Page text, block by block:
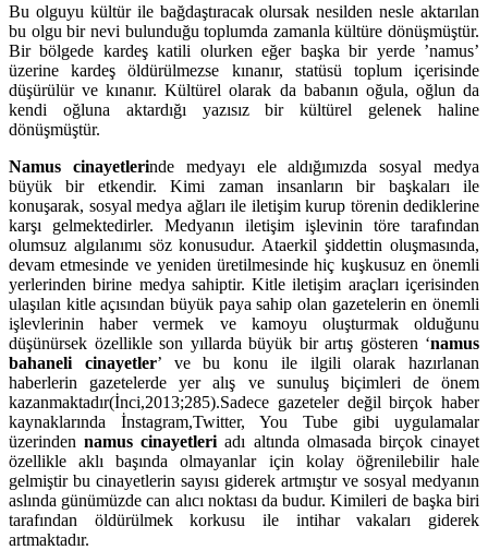
Bu olguyu kültür ile bağdaştıracak olursak nesilden nesle aktarılan
bu olgu bir nevi bulunduğu toplumda zamanla kültüre dönüşmüştür.
Bir bölgede kardeş katili olurken eğer başka bir yerde ’namus’
üzerine kardeş öldürülmezse kınanır, statüsü toplum içerisinde
düşürülür ve kınanır. Kültürel olarak da babanın oğula, oğlun da
kendi oğluna aktardığı yazısız bir kültürel gelenek haline
dönüşmüştür.
Namus cinayetlerinde medyayı ele aldığımızda sosyal medya
büyük bir etkendir. Kimi zaman insanların bir başkaları ile
konuşarak, sosyal medya ağları ile iletişim kurup törenin dediklerine
karşı gelmektedirler. Medyanın iletişim işlevinin töre tarafından
olumsuz algılanımı söz konusudur. Ataerkil şiddettin oluşmasında,
devam etmesinde ve yeniden üretilmesinde hiç kuşkusuz en önemli
yerlerinden birine medya sahiptir. Kitle iletişim araçları içerisinden
ulaşılan kitle açısından büyük paya sahip olan gazetelerin en önemli
işlevlerinin haber vermek ve kamoyu oluşturmak olduğunu
düşünürsek özellikle son yıllarda büyük bir artış gösteren ‘namus
bahaneli cinayetler’ ve bu konu ile ilgili olarak hazırlanan
haberlerin gazetelerde yer alış ve sunuluş biçimleri de önem
kazanmaktadır(İnci,2013;285).Sadece gazeteler değil birçok haber
kaynaklarında İnstagram,Twitter, You Tube gibi uygulamalar
üzerindennamus cinayetleri adı altında olmasada birçok cinayet
özellikle aklı başında olmayanlar için kolay öğrenilebilir hale
gelmiştir bu cinayetlerin sayısı giderek artmıştır ve sosyal medyanın
aslında günümüzde can alıcı noktası da budur. Kimileri de başka biri
tarafından öldürülmek korkusu ile intihar vakaları giderek
artmaktadır.